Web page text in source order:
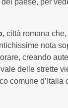
paese, per
, città romana
nota
creando
delle strette
comune